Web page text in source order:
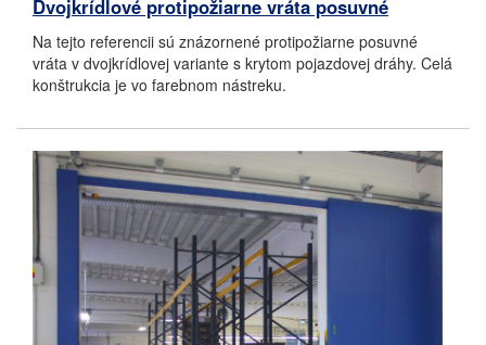
Dvojkrídlové protipožiarne vráta posuvné
Na tejto referencii sú znázornené protipožiarne posuvné
vráta v dvojkrídlovej variante s krytom pojazdovej dráhy. Celá
konštrukcia je vo farebnom nástreku.